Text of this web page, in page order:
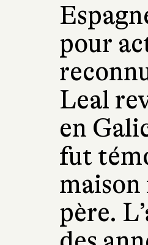
pour
Leal
en
fut
père.